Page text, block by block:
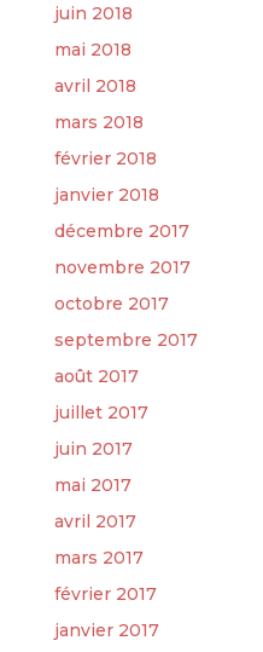
juin 2018
mai 2018
avril 2018
mars 2018
février 2018
janvier 2018
décembre 2017
novembre 2017
octobre 2017
septembre 2017
août 2017
juillet 2017
juin 2017
mai 2017
avril 2017
mars 2017
février 2017
janvier 2017